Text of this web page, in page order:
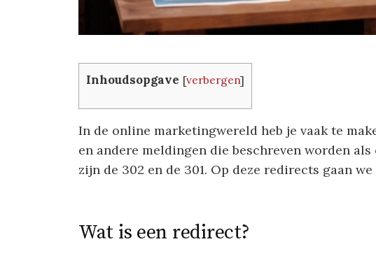
Inhoudsopgave [verbergen]
In de online marketingwereld heb je vaak te
en andere meldingen die beschreven worden
zijn de 302 en de 301. Op deze redirects gaan
Wat is een redirect?